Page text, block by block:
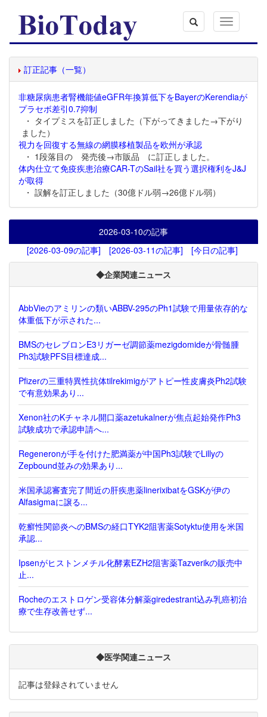
Toggle
navigation
訂正記事（一覧）
非糖尿病患者腎機能値eGFR年換算低下をBayerのKerendiaが
プラセボ差引0.7抑制
・ タイプミスを訂正しました（下がってきました→下がり
ました）
視力を回復する無線の網膜移植製品を欧州が承認
・ 1段落目の 発売後→市販品 に訂正しました。
体内仕立て免疫疾患治療CAR-TのSail社を買う選択権利をJ&J
が取得
・ 誤解を訂正しました（30億ドル弱→26億ドル弱）
2026-03-10の記事
[2026-03-09の記事]
[2026-03-11の記事] [今日の記事]
◆企業関連ニュース
AbbVieのアミリンの類いABBV-295のPh1試験で用量依存的な
体重低下が示された...
BMSのセレブロンE3リガーゼ調節薬mezigdomideが骨髄腫
Ph3試験PFS目標達成...
Pfizerの三重特異性抗体tilrekimigがアトピー性皮膚炎Ph2試験
で有意効果あり...
Xenon社のKチャネル開口薬azetukalnerが焦点起始発作Ph3
試験成功で承認申請へ...
Regeneronが手を付けた肥満薬が中国Ph3試験でLillyの
Zepbound並みの効果あり...
米国承認審査完了間近の肝疾患薬linerixibatをGSKが伊の
Alfasigmaに譲る...
乾癬性関節炎へのBMSの経口TYK2阻害薬Sotyktu使用を米国
承認...
Ipsenがヒストンメチル化酵素EZH2阻害薬Tazverikの販売中
止...
Rocheのエストロゲン受容体分解薬giredestrant込み乳癌初治
療で生存改善せず...
◆医学関連ニュース
記事は登録されていません